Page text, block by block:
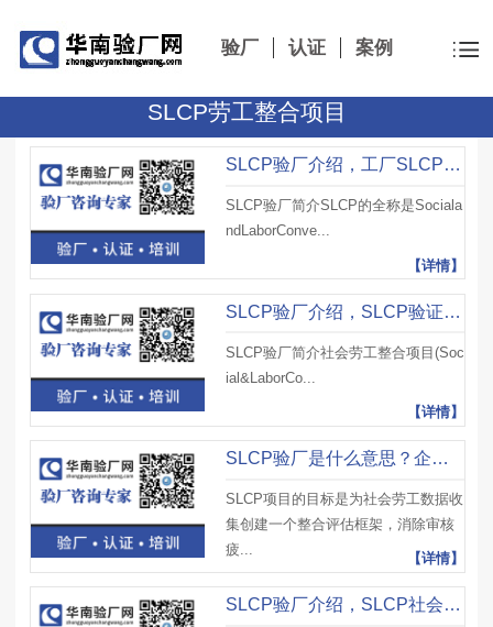
验厂 认证 案例
SLCP劳工整合项目
SLCP验厂介绍，工厂SLCP验证重点、SLCP自我评估及第三方验证结果
SLCP验厂简介SLCP的全称是Sociala
ndLaborConve...
【详情】
SLCP验厂介绍，SLCP验证程序流程及通过SLCP验厂审核好处
SLCP验厂简介社会劳工整合项目(Soc
ial&LaborCo...
【详情】
SLCP验厂是什么意思？企业如何申请参与SLCP？SLCP验厂注意事项有哪些？
SLCP项目的目标是为社会劳工数据收
集创建一个整合评估框架，消除审核
疲...
【详情】
SLCP验厂介绍，SLCP社会责任验厂评估标准及注意事项